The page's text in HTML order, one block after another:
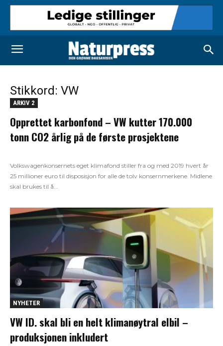
Stikkord: VW
ARKIV 2
Opprettet karbonfond – VW kutter 170.000
tonn CO2 årlig på de første prosjektene
Volkswagenkonsernets eget klimafond stiller fra og med 2019 hvert år
25 millioner euro til disposisjon for alle de tolv konsernmerkene. Midlene
skal brukes til å...
NYHETER
VW ID. skal bli en helt klimanøytral elbil –
produksjonen inkludert